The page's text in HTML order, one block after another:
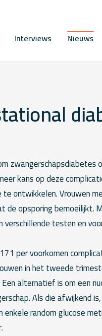
Interviews Nieuws
kans op deze
ontwikkelen. Vrouwen
opsporing bemoeilijkt.
testen en
per voorkomen
in het tweede
alternatief is om een
Als die afwijkend
random glucose